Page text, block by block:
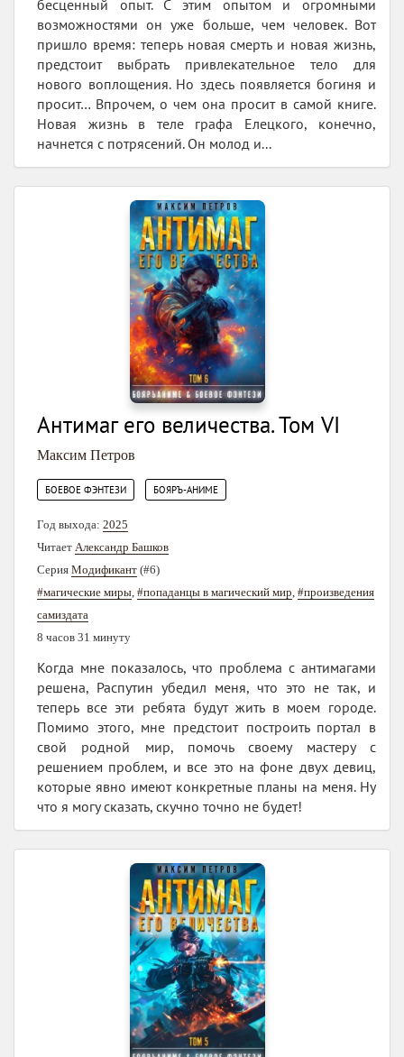
бесценный опыт. С этим опытом и огромными
возможностями он уже больше, чем человек. Вот
пришло время: теперь новая смерть и новая жизнь,
предстоит выбрать привлекательное тело для
нового воплощения. Но здесь появляется богиня и
просит… Впрочем, о чем она просит в самой книге.
Новая жизнь в теле графа Елецкого, конечно,
начнется с потрясений. Он молод и...
Антимаг его величества. Том VI
Максим Петров
БОЕВОЕ ФЭНТЕЗИ БОЯРЪ-АНИМЕ
Год выхода: 2025
Читает Александр Башков
Серия Модификант (#6)
#магические миры, #попаданцы в магический мир, #произведения
самиздата
8 часов 31 минуту
Когда мне показалось, что проблема с антимагами
решена, Распутин убедил меня, что это не так, и
теперь все эти ребята будут жить в моем городе.
Помимо этого, мне предстоит построить портал в
свой родной мир, помочь своему мастеру с
решением проблем, и все это на фоне двух девиц,
которые явно имеют конкретные планы на меня. Ну
что я могу сказать, скучно точно не будет!